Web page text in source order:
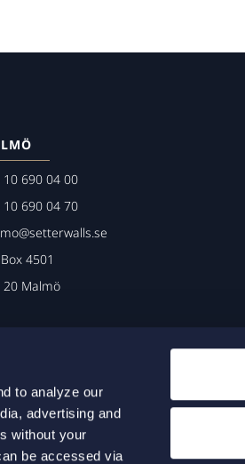
to analyze our
advertising and
without your
be accessed via
10 690 04 00
10 690 04 70
Box 4501
20 Malmö